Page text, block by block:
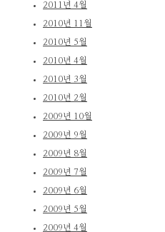
2011년 4월
2010년 11월
2010년 5월
2010년 4월
2010년 3월
2010년 2월
2009년 10월
2009년 9월
2009년 8월
2009년 7월
2009년 6월
2009년 5월
2009년 4월